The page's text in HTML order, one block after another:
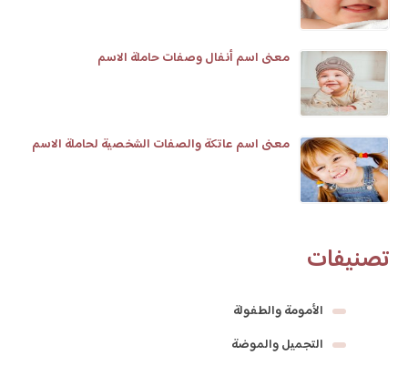
معنى اسم أنفال وصفات حاملة الاسم
معنى اسم عاتكة والصفات الشخصية لحاملة الاسم
تصنيفات
الأمومة والطفولة
التجميل والموضة